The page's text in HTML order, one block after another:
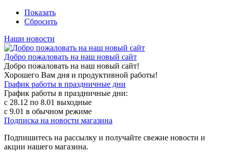
Показать
Сбросить
Наши новости
Добро пожаловать на наш новый сайт
Добро пожаловать на наш новый сайт!
Хорошего Вам дня и продуктивной работы!
График работы в праздничные дни
График работы в праздничные дни:
с 28.12 по 8.01 выходные
с 9.01 в обычном режиме
Подписка на новости магазина
Подпишитесь на рассылку и получайте свежие новости и
акции нашего магазина.